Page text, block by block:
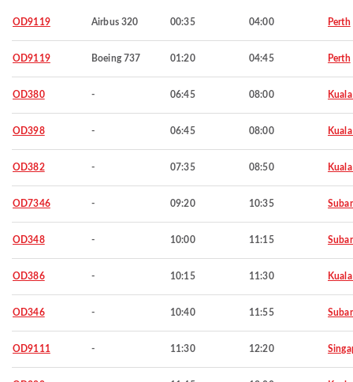
OD9119 Airbus 320 00:35 04:00 Perth
OD9119 Boeing 737 01:20 04:45 Perth
OD380 - 06:45 08:00
OD398 - 06:45 08:00
OD382 - 07:35 08:50
OD7346 - 09:20 10:35
OD348 - 10:00 11:15
OD386 - 10:15 11:30
OD346 - 10:40 11:55
OD9111 - 11:30 12:20